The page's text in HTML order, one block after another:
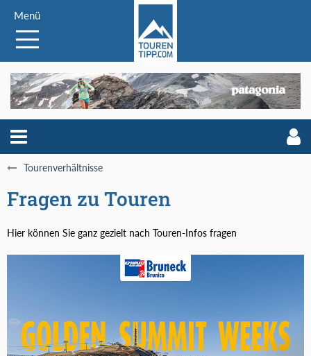
Menü
Tourenverhältnisse
Fragen zu Touren
Hier können Sie ganz gezielt nach Touren-Infos fragen